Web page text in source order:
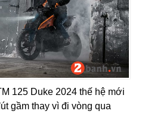
125 Duke 2024 thế hệ mới
gầm thay vì đi vòng qua